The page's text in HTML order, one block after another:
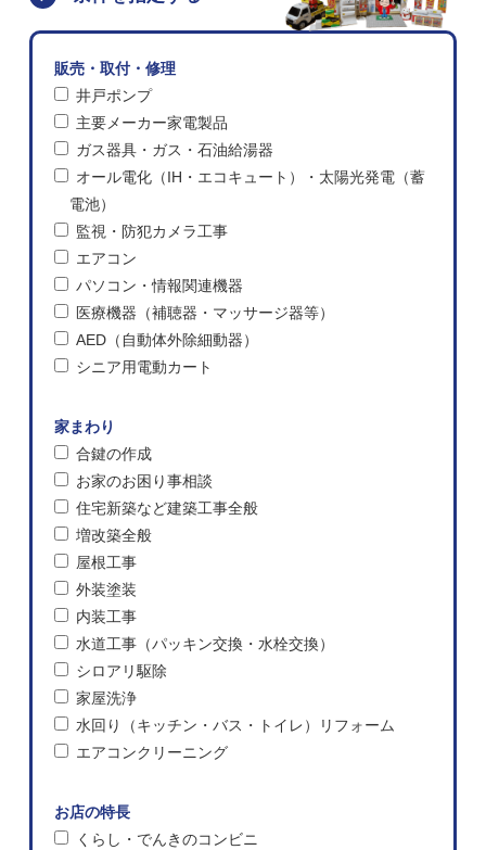
販売・取付・修理
井戸ポンプ
主要メーカー家電製品
ガス器具・ガス・石油給湯器
オール電化（IH・エコキュート）・太陽光発電（蓄
電池）
監視・防犯カメラ工事
エアコン
パソコン・情報関連機器
医療機器（補聴器・マッサージ器等）
AED（自動体外除細動器）
シニア用電動カート
家まわり
合鍵の作成
お家のお困り事相談
住宅新築など建築工事全般
増改築全般
屋根工事
外装塗装
内装工事
水道工事（パッキン交換・水栓交換）
シロアリ駆除
家屋洗浄
水回り（キッチン・バス・トイレ）リフォーム
エアコンクリーニング
お店の特長
くらし・でんきのコンビニ